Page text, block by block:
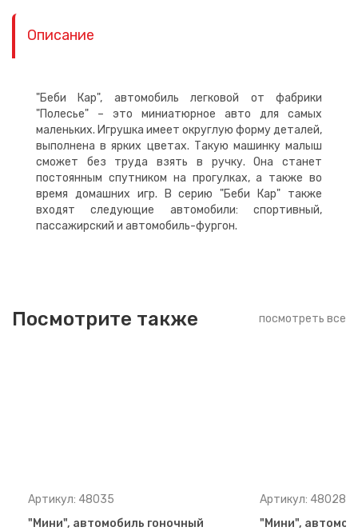
Описание
"Беби Кар", автомобиль легковой от фабрики
"Полесье" – это миниатюрное авто для самых
маленьких. Игрушка имеет округлую форму деталей,
выполнена в ярких цветах. Такую машинку малыш
сможет без труда взять в ручку. Она станет
постоянным спутником на прогулках, а также во
время домашних игр. В серию "Беби Кар" также
входят следующие автомобили: спортивный,
пассажирский и автомобиль-фургон.
Посмотрите также посмотреть все
Артикул: 48035
"Мини", автомобиль гоночный
Артикул: 48028
"Мини",